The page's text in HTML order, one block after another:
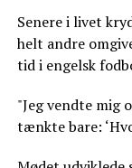
Senere i livet
helt andre
tid i engelsk
"Jeg vendte mig
tænkte bare: